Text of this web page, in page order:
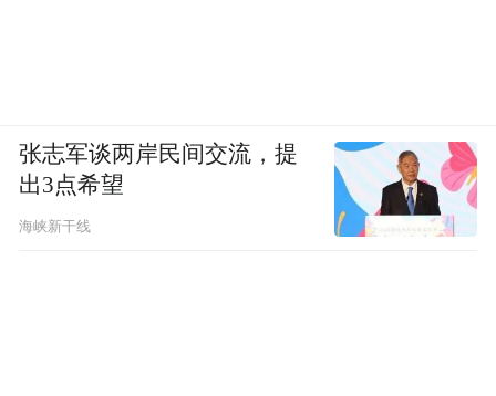
张志军谈两岸民间交流，提
出3点希望
海峡新干线